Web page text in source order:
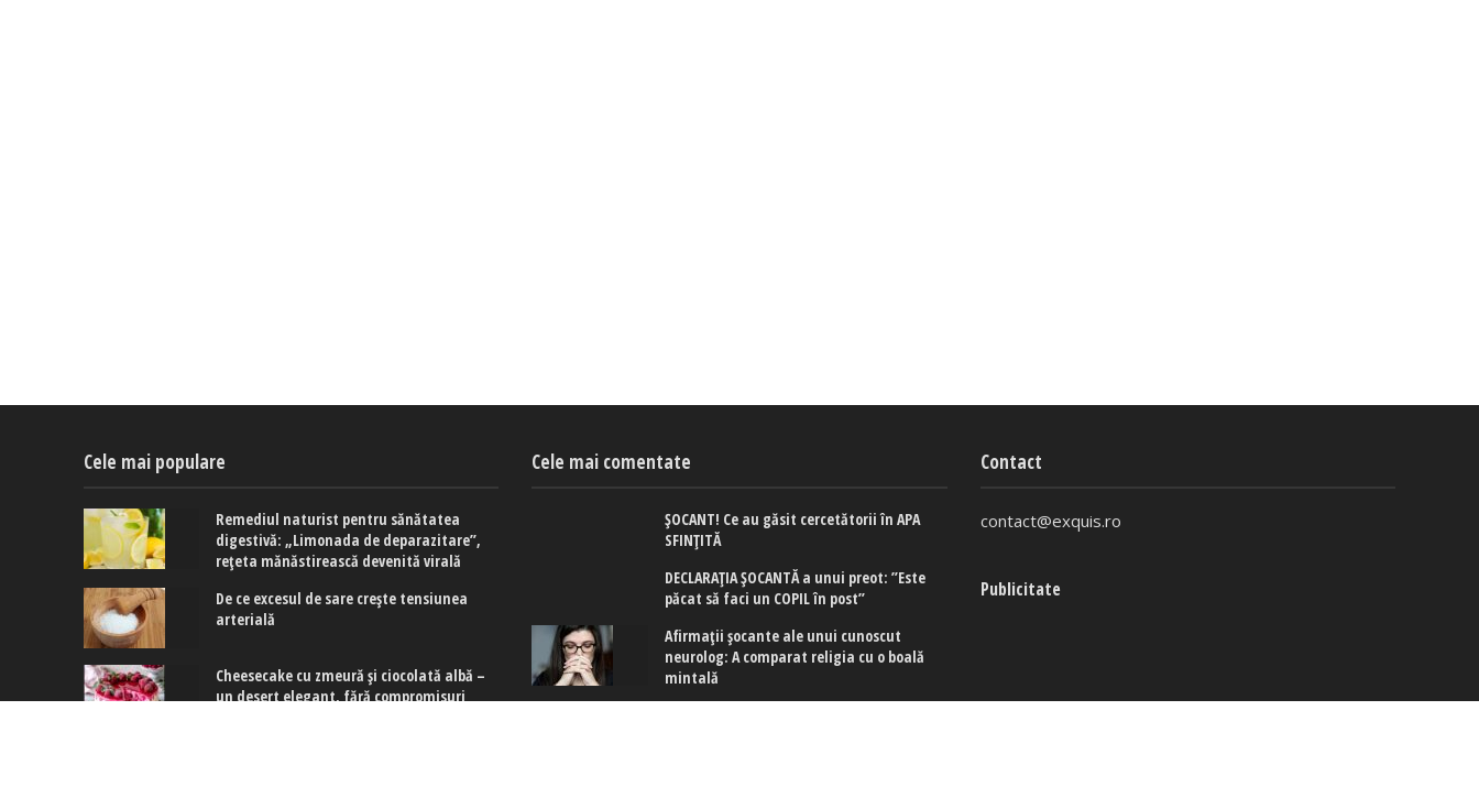
Cele mai populare
Remediul naturist pentru sănătatea
digestivă: „Limonada de deparazitare”,
rețeta mănăstirească devenită virală
De ce excesul de sare crește tensiunea
arterială
Cheesecake cu zmeură și ciocolată albă –
un desert elegant, fără compromisuri
Cele mai comentate
ȘOCANT! Ce au găsit cercetătorii în APA
SFINȚITĂ
DECLARAȚIA ȘOCANTĂ a unui preot: ”Este
păcat să faci un COPIL în post”
Afirmaţii şocante ale unui cunoscut
neurolog: A comparat religia cu o boală
mintală
Contact
contact@exquis.ro
Publicitate